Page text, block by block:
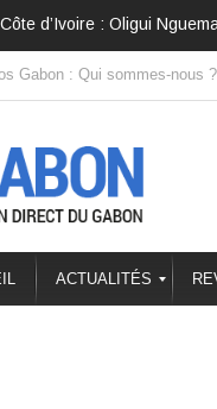
d’Ivoire : Oligui
Gabon : Qui sommes-nous ?
ACTUALITÉS